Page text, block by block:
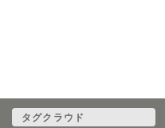
タグクラウド